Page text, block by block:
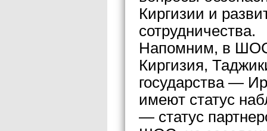
Киргизии и
сотрудничества.
Напомним, в ШОС
Киргизия,
государства —
имеют статус
— статус